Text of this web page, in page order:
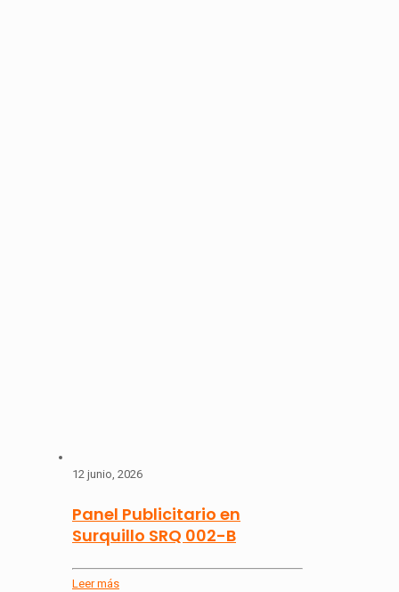
12 junio, 2026
Panel Publicitario en
Surquillo SRQ 002-B
Leer más